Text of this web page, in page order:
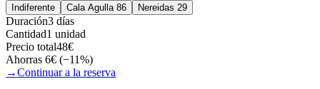
Indiferente Cala Agulla 86 Nereidas 29
Duración3 días
Cantidad1 unidad
Precio total48€
Ahorras 6€ (−11%)
→Continuar a la reserva